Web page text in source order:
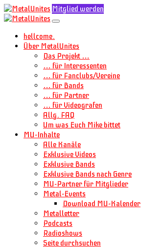
Mitglied werden
hellcome.
Über MetalUnites
Das Projekt …
… für Interessenten
… für Fanclubs/Vereine
… für Bands
… für Partner
… für Videografen
Allg. FAQ
Um was Euch Mike bittet
MU-Inhalte
Alle Kanäle
Exklusive Videos
Exklusive Bands
Exklusive Bands nach Genre
MU-Partner für Mitglieder
Metal-Events
Download MU-Kalender
Metalletter
Podcasts
Radioshows
Seite durchsuchen